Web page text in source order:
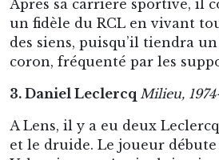
vitesse qui l’empêchera de
les observateurs de l’époque.
sera sollicité par de grands
Valence CF entraîné par Di
Leclercq est un pilier de
les moments marquants sont